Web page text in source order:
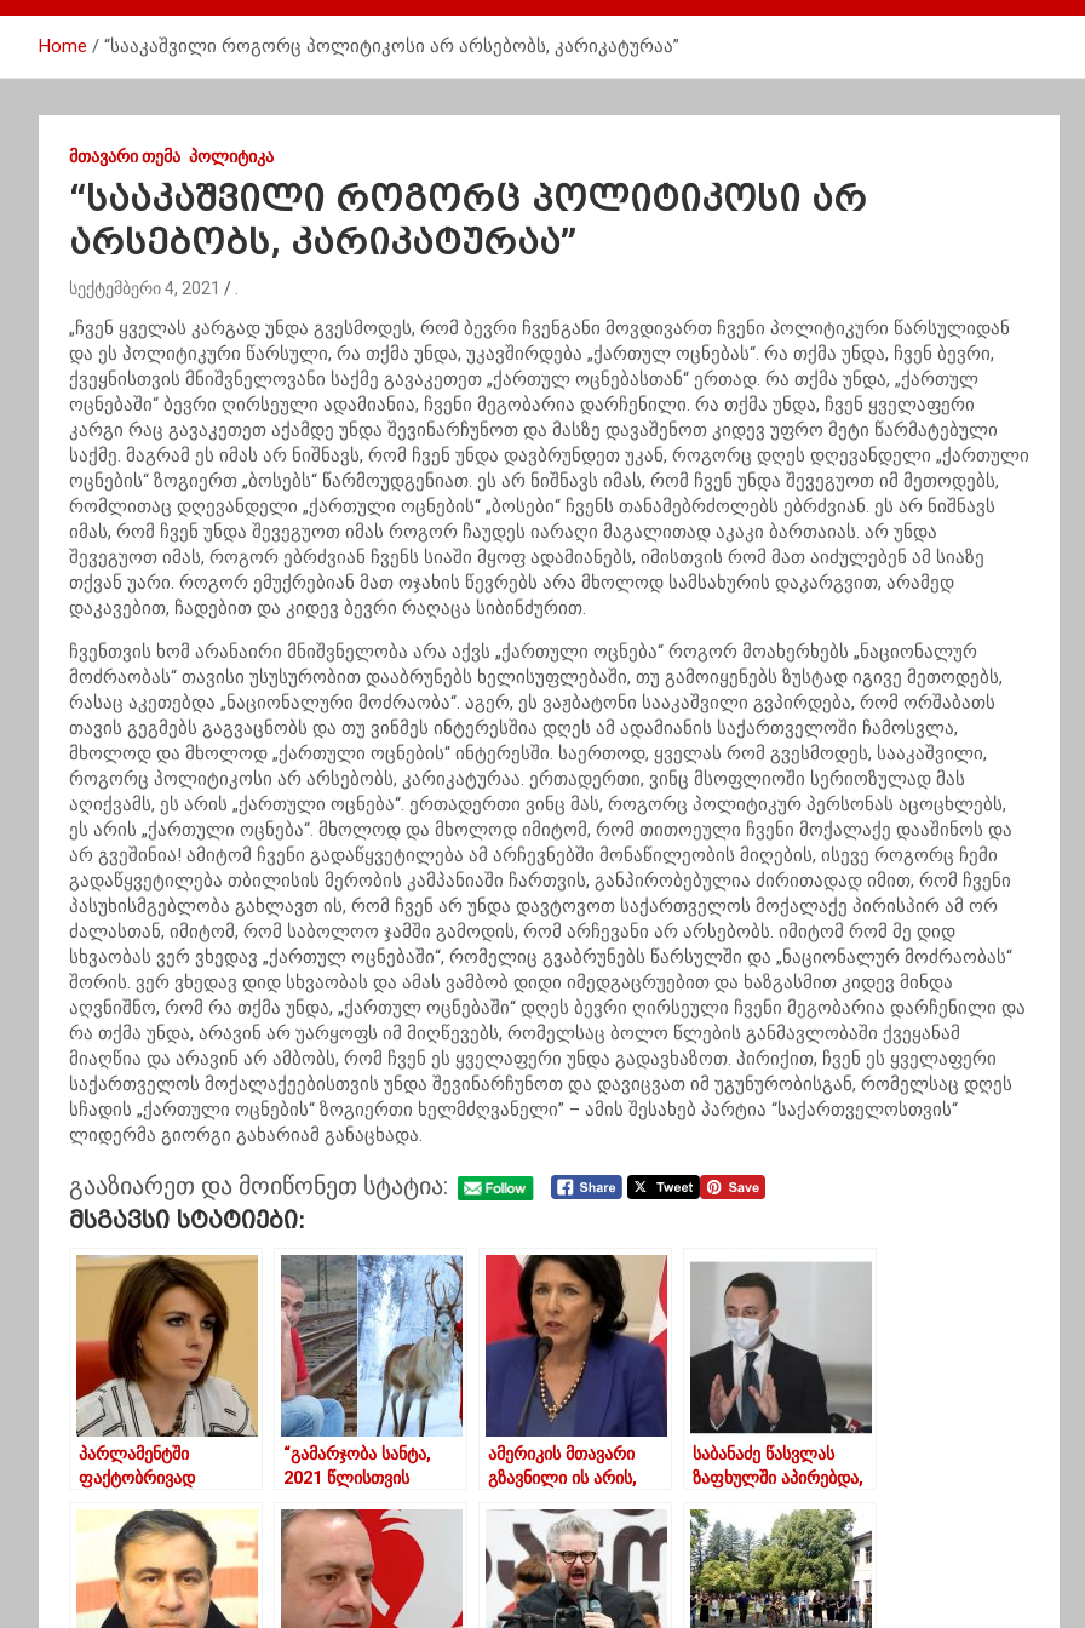
Home “სააკაშვილი როგორც პოლიტიკოსი არ არსებობს, კარიკატურაა”
ᲛᲗᲐᲕᲐᲠᲘ ᲗᲔᲛᲐ ᲞᲝᲚᲘᲢᲘᲙᲐ
“სააკაშვილი როგორც პოლიტიკოსი არ
არსებობს, კარიკატურაა”
სექტემბერი 4, 2021
„ჩვენ ყველას კარგად უნდა გვესმოდეს, რომ ბევრი ჩვენგანი მოვდივართ ჩვენი პოლიტიკური წარსულიდან
და ეს პოლიტიკური წარსული, რა თქმა უნდა, უკავშირდება „ქართულ ოცნებას“. რა თქმა უნდა, ჩვენ ბევრი,
ქვეყნისთვის მნიშვნელოვანი საქმე გავაკეთეთ „ქართულ ოცნებასთან“ ერთად. რა თქმა უნდა, „ქართულ
ოცნებაში“ ბევრი ღირსეული ადამიანია, ჩვენი მეგობარია დარჩენილი. რა თქმა უნდა, ჩვენ ყველაფერი
კარგი რაც გავაკეთეთ აქამდე უნდა შევინარჩუნოთ და მასზე დავაშენოთ კიდევ უფრო მეტი წარმატებული
საქმე. მაგრამ ეს იმას არ ნიშნავს, რომ ჩვენ უნდა დავბრუნდეთ უკან, როგორც დღეს დღევანდელი „ქართული
ოცნების“ ზოგიერთ „ბოსებს“ წარმოუდგენიათ. ეს არ ნიშნავს იმას, რომ ჩვენ უნდა შევეგუოთ იმ მეთოდებს,
რომლითაც დღევანდელი „ქართული ოცნების“ „ბოსები“ ჩვენს თანამებრძოლებს ებრძვიან. ეს არ ნიშნავს
იმას, რომ ჩვენ უნდა შევეგუოთ იმას როგორ ჩაუდეს იარაღი მაგალითად აკაკი ბართაიას. არ უნდა
შევეგუოთ იმას, როგორ ებრძვიან ჩვენს სიაში მყოფ ადამიანებს, იმისთვის რომ მათ აიძულებენ ამ სიაზე
თქვან უარი. როგორ ემუქრებიან მათ ოჯახის წევრებს არა მხოლოდ სამსახურის დაკარგვით, არამედ
დაკავებით, ჩადებით და კიდევ ბევრი რაღაცა სიბინძურით.
ჩვენთვის ხომ არანაირი მნიშვნელობა არა აქვს „ქართული ოცნება“ როგორ მოახერხებს „ნაციონალურ
მოძრაობას“ თავისი უსუსურობით დააბრუნებს ხელისუფლებაში, თუ გამოიყენებს ზუსტად იგივე მეთოდებს,
რასაც აკეთებდა „ნაციონალური მოძრაობა“. აგერ, ეს ვაჟბატონი სააკაშვილი გვპირდება, რომ ორშაბათს
თავის გეგმებს გაგვაცნობს და თუ ვინმეს ინტერესშია დღეს ამ ადამიანის საქართველოში ჩამოსვლა,
მხოლოდ და მხოლოდ „ქართული ოცნების“ ინტერესში. საერთოდ, ყველას რომ გვესმოდეს, სააკაშვილი,
როგორც პოლიტიკოსი არ არსებობს, კარიკატურაა. ერთადერთი, ვინც მსოფლიოში სერიოზულად მას
აღიქვამს, ეს არის „ქართული ოცნება“. ერთადერთი ვინც მას, როგორც პოლიტიკურ პერსონას აცოცხლებს,
ეს არის „ქართული ოცნება“. მხოლოდ და მხოლოდ იმიტომ, რომ თითოეული ჩვენი მოქალაქე დააშინოს და
არ გვეშინია! ამიტომ ჩვენი გადაწყვეტილება ამ არჩევნებში მონაწილეობის მიღების, ისევე როგორც ჩემი
გადაწყვეტილება თბილისის მერობის კამპანიაში ჩართვის, განპირობებულია ძირითადად იმით, რომ ჩვენი
პასუხისმგებლობა გახლავთ ის, რომ ჩვენ არ უნდა დავტოვოთ საქართველოს მოქალაქე პირისპირ ამ ორ
ძალასთან, იმიტომ, რომ საბოლოო ჯამში გამოდის, რომ არჩევანი არ არსებობს. იმიტომ რომ მე დიდ
სხვაობას ვერ ვხედავ „ქართულ ოცნებაში“, რომელიც გვაბრუნებს წარსულში და „ნაციონალურ მოძრაობას“
შორის. ვერ ვხედავ დიდ სხვაობას და ამას ვამბობ დიდი იმედგაცრუებით და ხაზგასმით კიდევ მინდა
აღვნიშნო, რომ რა თქმა უნდა, „ქართულ ოცნებაში“ დღეს ბევრი ღირსეული ჩვენი მეგობარია დარჩენილი და
რა თქმა უნდა, არავინ არ უარყოფს იმ მიღწევებს, რომელსაც ბოლო წლების განმავლობაში ქვეყანამ
მიაღწია და არავინ არ ამბობს, რომ ჩვენ ეს ყველაფერი უნდა გადავხაზოთ. პირიქით, ჩვენ ეს ყველაფერი
საქართველოს მოქალაქეებისთვის უნდა შევინარჩუნოთ და დავიცვათ იმ უგუნურობისგან, რომელსაც დღეს
სჩადის „ქართული ოცნების“ ზოგიერთი ხელმძღვანელი” – ამის შესახებ პარტია “საქართველოსთვის“
ლიდერმა გიორგი გახარიამ განაცხადა.
გააზიარეთ და მოიწონეთ სტატია:
Მსგავსი Სტატიები:
პარლამენტში
ფაქტობრივად
ტარდება, ეს
პარლამენტი არ არის
– თამარ ჩუგოშვილი
“გამარჯობა სანტა,
2021 წლისთვის
– თენგო
გოგოტიშვილის
წერილი სანტას
ამერიკის მთავარი
გზავნილი ის არის,
პარტნიორობა
გრძელდება –
ზურაბიშვილი
საბანაძე წასვლას
ზაფხულში აპირებდა,
დააჩქარა გადადგომა